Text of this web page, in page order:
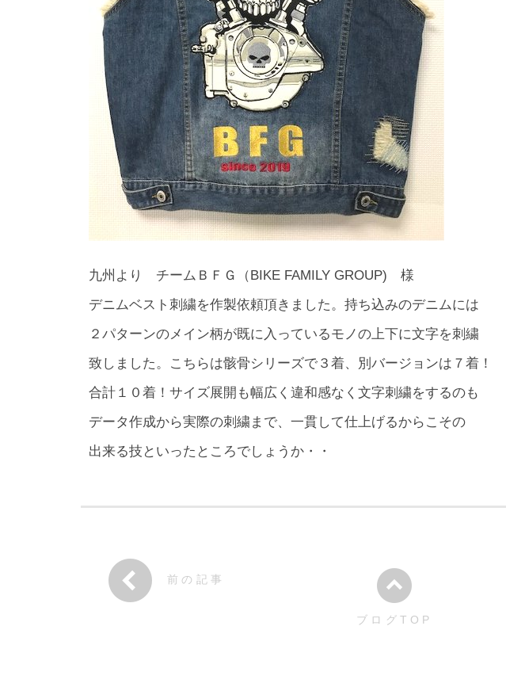
九州より チームＢＦＧ（BIKE FAMILY GROUP) 様
デニムベスト刺繍を作製依頼頂きました。持ち込みのデニムには
２パターンのメイン柄が既に入っているモノの上下に文字を刺繍
致しました。こちらは骸骨シリーズで３着、別バージョンは７着！
合計１０着！サイズ展開も幅広く違和感なく文字刺繍をするのも
データ作成から実際の刺繍まで、一貫して仕上げるからこその
出来る技といったところでしょうか・・
前の記事
ブログTOP